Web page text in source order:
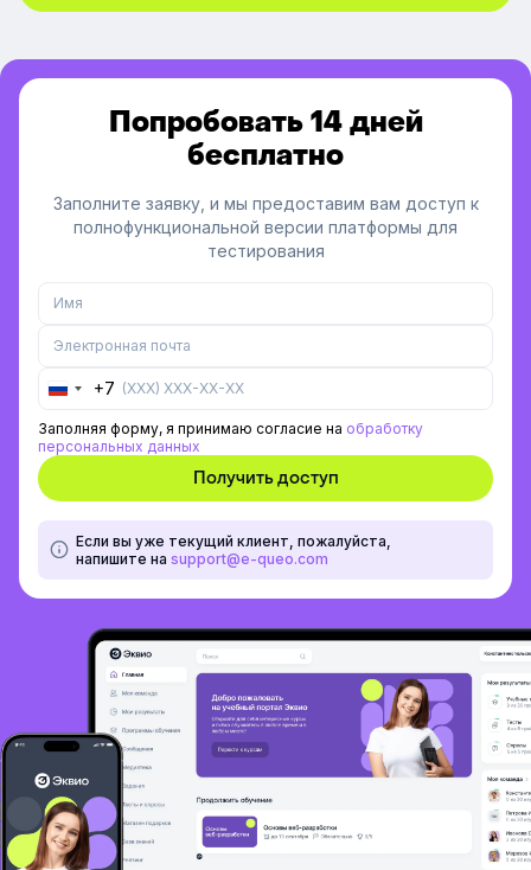
Попробовать 14 дней
бесплатно
Заполните заявку, и мы предоставим вам доступ к
полнофункциональной версии платформы для
тестирования
Russia
+7
Заполняя форму, я принимаю согласие на обработку
персональных данных
Если вы уже текущий клиент, пожалуйста,
напишите на support@e-queo.com